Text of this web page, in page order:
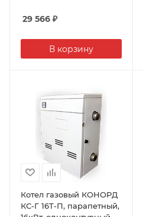
29 566 ₽
В корзину
Котел газовый КОНОРД
КС-Г 16T-П, парапетный,